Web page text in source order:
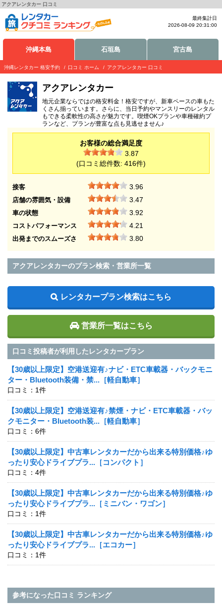
アクアレンタカー 口コミ
最終集計日
2026-08-09 20:31:00
沖縄本島 石垣島 宮古島
沖縄レンタカー 格安予約 口コミ ホーム アクアレンタカー 口コミ
アクアレンタカー
地元企業ならではの格安料金！格安ですが、新車ペースの車もた
くさん揃っています。さらに、当日予約やマンスリーのレンタル
もできる柔軟性の高さが魅力です。喫煙OKプランや車種確約プ
ランなど、プランが豊富な点も見逃せません♪
お客様の総合満足度
3.87
(口コミ総件数: 416件)
接客 3.96
店舗の雰囲気・設備 3.47
車の状態 3.92
コストパフォーマンス 4.21
出発までのスムーズさ 3.80
アクアレンタカーのプラン検索・営業所一覧
レンタカープラン検索はこちら
営業所一覧はこちら
口コミ投稿者が利用したレンタカープラン
【30歳以上限定】空港送迎有♪ナビ・ETC車載器・バックモニ
ター・Bluetooth装備・禁...［軽自動車］
口コミ：1件
【30歳以上限定】空港送迎有♪禁煙・ナビ・ETC車載器・バッ
クモニター・Bluetooth装...［軽自動車］
口コミ：6件
【30歳以上限定】中古車レンタカーだから出来る特別価格♪ゆ
ったり安心ドライブプラ...［コンパクト］
口コミ：4件
【30歳以上限定】中古車レンタカーだから出来る特別価格♪ゆ
ったり安心ドライブプラ...［ミニバン・ワゴン］
口コミ：1件
【30歳以上限定】中古車レンタカーだから出来る特別価格♪ゆ
ったり安心ドライブプラ...［エコカー］
口コミ：1件
参考になった口コミ ランキング